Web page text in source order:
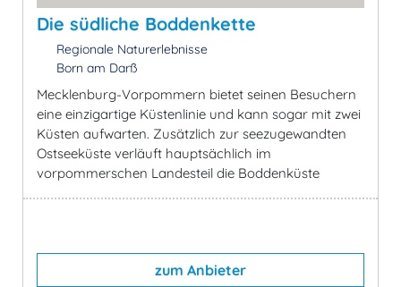
Die südliche Boddenkette
Regionale Naturerlebnisse
Born am Darß
Mecklenburg-Vorpommern bietet seinen Besuchern
eine einzigartige Küstenlinie und kann sogar mit zwei
Küsten aufwarten. Zusätzlich zur seezugewandten
Ostseeküste verläuft hauptsächlich im
vorpommerschen Landesteil die Boddenküste
zum Anbieter